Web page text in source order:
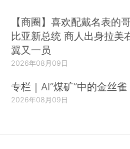
【商圈】喜欢配戴名表的
比亚新总统 商人出身拉美
翼又一员
2026年08月09日
专栏｜AI“煤矿”中的金丝雀
2026年08月09日